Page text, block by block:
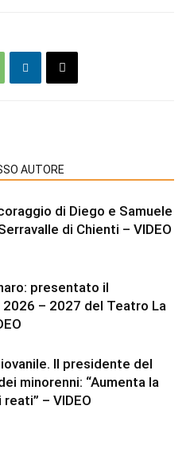
AUTORE
di Diego e Samuele
di Chienti – VIDEO
presentato il
– 2027 del Teatro La
Il presidente del
minorenni: “Aumenta la
– VIDEO